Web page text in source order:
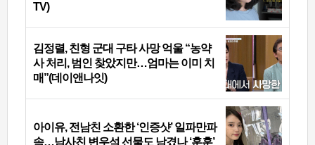
TV)
김정렬, 친형 군대 구타 사망 억울 “농약
사 처리, 범인 찾았지만…엄마는 이미 치
매”(데이앤나잇)
아이유, 전남친 소환한 ‘인증샷’ 일파만파
속…남사친 변우석 선물도 남겼나 ‘훈훈’